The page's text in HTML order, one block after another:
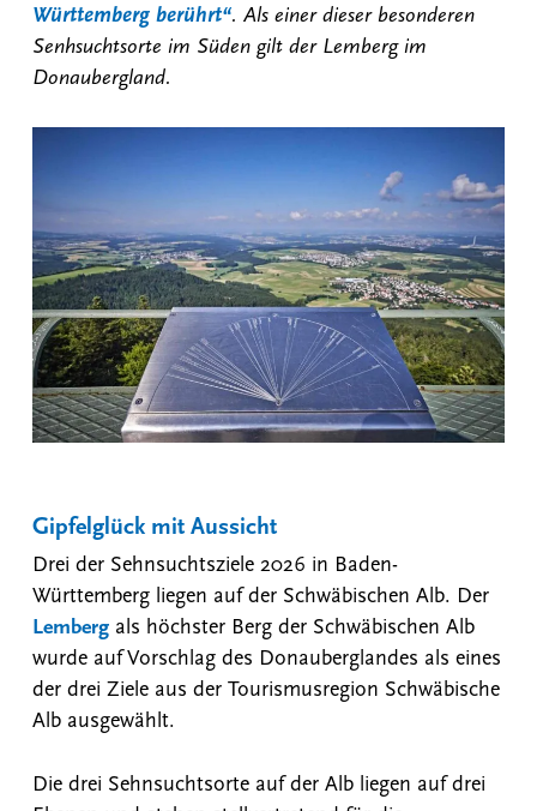
Württemberg berührt“. Als einer dieser besonderen
Senhsuchtsorte im Süden gilt der Lemberg im
Donaubergland.
Gipfelglück mit Aussicht
Drei der Sehnsuchtsziele 2026 in Baden-
Württemberg liegen auf der Schwäbischen Alb. Der
Lembergals höchster Berg der Schwäbischen Alb
wurde auf Vorschlag des Donauberglandes als eines
der drei Ziele aus der Tourismusregion Schwäbische
Alb ausgewählt.
Die drei Sehnsuchtsorte auf der Alb liegen auf drei